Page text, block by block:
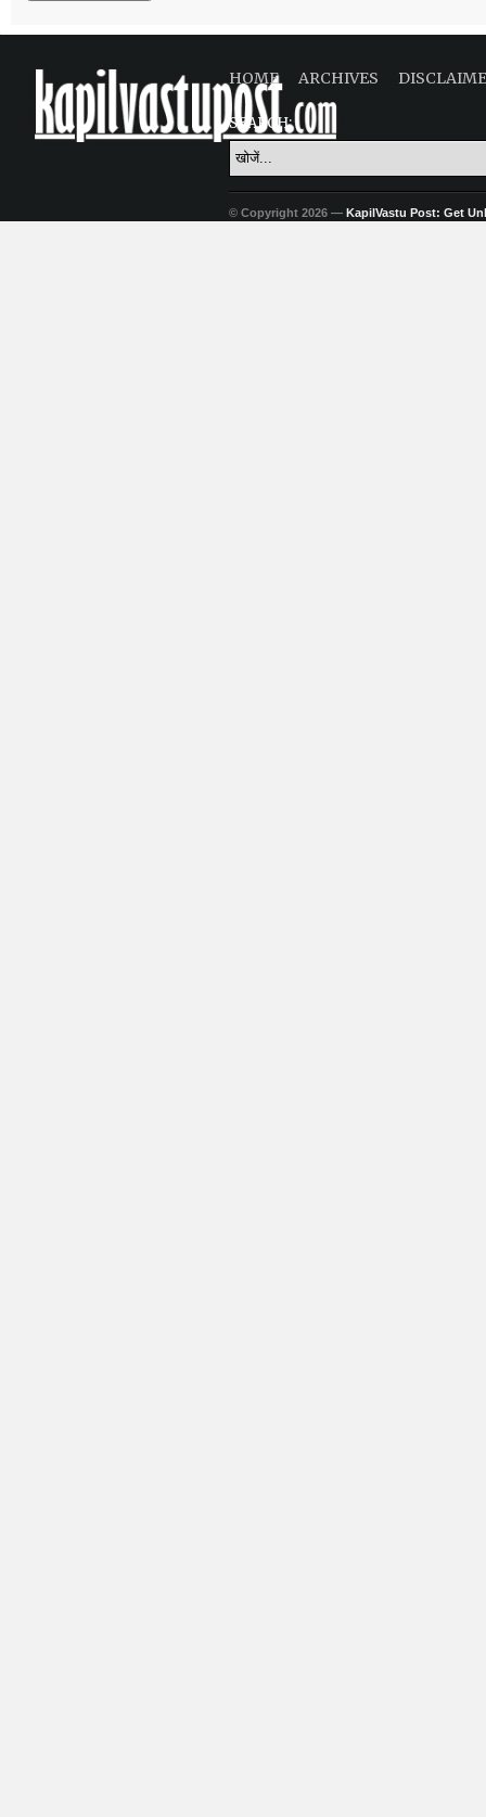
HOME ARCHIVES
SEARCH:
© Copyright 2026 — KapilVastu Post: Get